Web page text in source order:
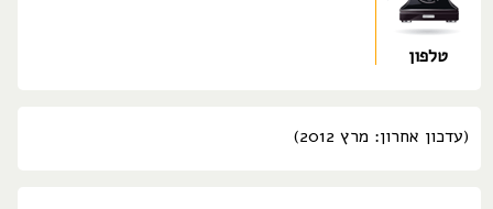
טלפון
(עדכון אחרון: מרץ 2012)